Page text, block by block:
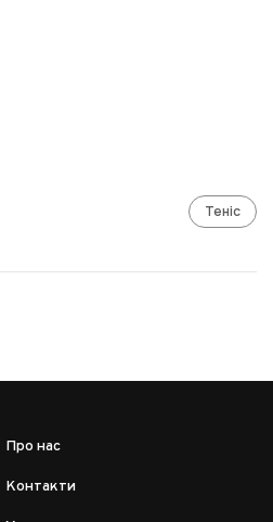
Теніс
Про нас
Контакти